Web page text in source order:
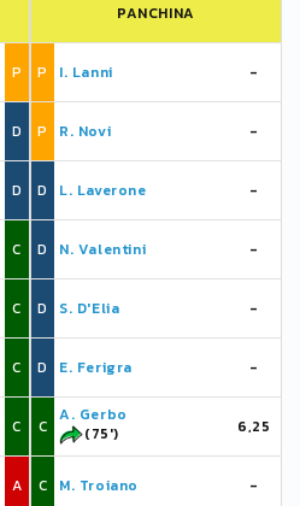
P
D
D
C
C
C
C
A
PANCHINA
P I. Lanni -
P R. Novi -
D L. Laverone -
D N. Valentini -
D S. D'Elia -
D E. Ferigra -
C
A. Gerbo
(75')
6,25
C M. Troiano -